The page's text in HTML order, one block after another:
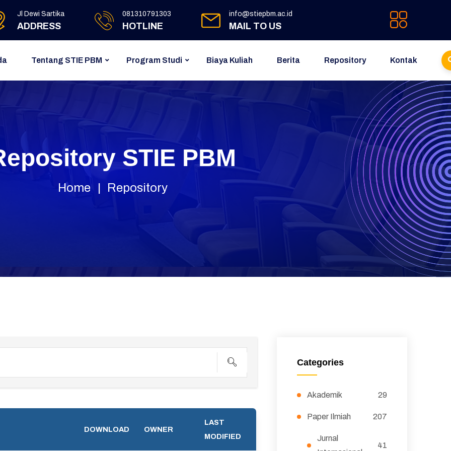
Jl Dewi Sartika
ADDRESS
081310791303
HOTLINE
info@stiepbm.ac.id
MAIL TO US
Tentang STIE PBM Program Studi Biaya Kuliah Berita Repository Kontak
STIE PBM
Home Repository
DOWNLOAD OWNER
LAST
MODIFIED
Categories
Akademik 29
Paper Ilmiah 207
Jurnal
41